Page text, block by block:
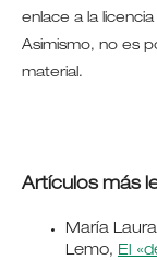
enlace a la
Asimismo, no es
material.
Artículos más
María
Lemo, El